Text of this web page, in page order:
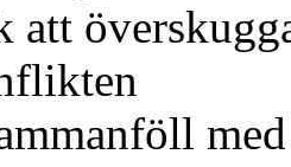
att